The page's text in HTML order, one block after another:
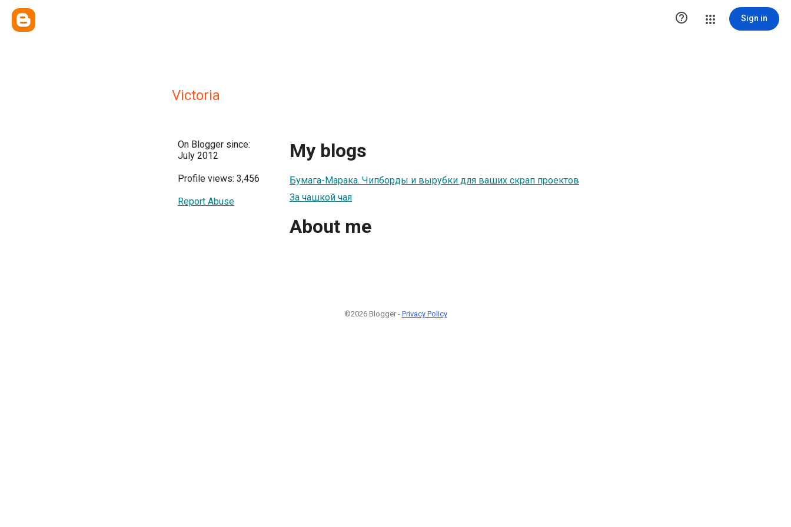
 Sign in
Victoria
On Blogger since:
July 2012
Profile views: 3,456
Report Abuse
My blogs
Бумага-Марака. Чипборды и вырубки для ваших скрап проектов
За чашкой чая
About me
©2026 Blogger - Privacy Policy